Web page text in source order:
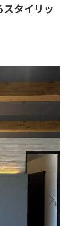
スタイリッ